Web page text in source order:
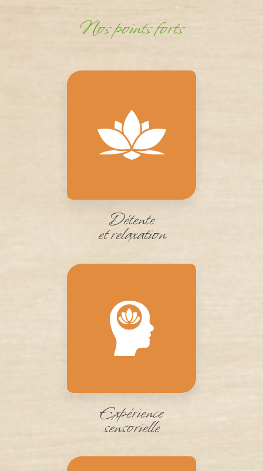
Nos points forts
Détente
et relaxation
Expérience
sensorielle